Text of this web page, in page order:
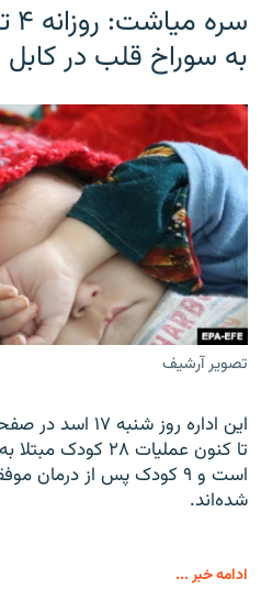
به سوراخ قلب در
تصویر آرشیف
این اداره روز
تا کنون عملیات ۲۸
است و ۹ کودک پس از درمان
شده‌اند.
ادامه خبر ...